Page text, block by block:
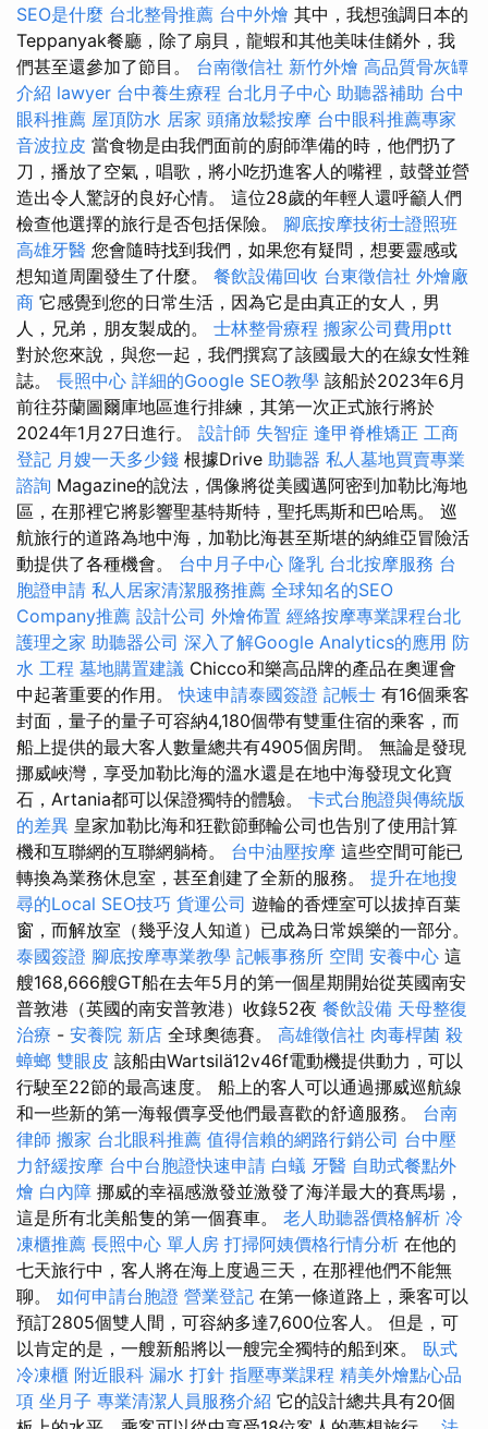
SEO是什麼 台北整骨推薦 台中外燴 其中，我想強調日本的
Teppanyak餐廳，除了扇貝，龍蝦和其他美味佳餚外，我
們甚至還參加了節目。 台南徵信社 新竹外燴 高品質骨灰罈
介紹 lawyer 台中養生療程 台北月子中心 助聽器補助 台中
眼科推薦 屋頂防水 居家 頭痛放鬆按摩 台中眼科推薦專家
音波拉皮 當食物是由我們面前的廚師準備的時，他們扔了
刀，播放了空氣，唱歌，將小吃扔進客人的嘴裡，鼓聲並營
造出令人驚訝的良好心情。 這位28歲的年輕人還呼籲人們
檢查他選擇的旅行是否包括保險。 腳底按摩技術士證照班
高雄牙醫 您會隨時找到我們，如果您有疑問，想要靈感或
想知道周圍發生了什麼。 餐飲設備回收 台東徵信社 外燴廠
商 它感覺到您的日常生活，因為它是由真正的女人，男
人，兄弟，朋友製成的。 士林整骨療程 搬家公司費用ptt
對於您來說，與您一起，我們撰寫了該國最大的在線女性雜
誌。 長照中心 詳細的Google SEO教學 該船於2023年6月
前往芬蘭圖爾庫地區進行排練，其第一次正式旅行將於
2024年1月27日進行。 設計師 失智症 逢甲脊椎矯正 工商
登記 月嫂一天多少錢 根據Drive 助聽器 私人墓地買賣專業
諮詢 Magazine的說法，偶像將從美國邁阿密到加勒比海地
區，在那裡它將影響聖基特斯特，聖托馬斯和巴哈馬。 巡
航旅行的道路為地中海，加勒比海甚至斯堪的納維亞冒險活
動提供了各種機會。 台中月子中心 隆乳 台北按摩服務 台
胞證申請 私人居家清潔服務推薦 全球知名的SEO
Company推薦 設計公司 外燴佈置 經絡按摩專業課程台北
護理之家 助聽器公司 深入了解Google Analytics的應用 防
水 工程 墓地購置建議 Chicco和樂高品牌的產品在奧運會
中起著重要的作用。快速申請泰國簽證 記帳士 有16個乘客
封面，量子的量子可容納4,180個帶有雙重住宿的乘客，而
船上提供的最大客人數量總共有4905個房間。 無論是發現
挪威峽灣，享受加勒比海的溫水還是在地中海發現文化寶
石，Artania都可以保證獨特的體驗。 卡式台胞證與傳統版
的差異 皇家加勒比海和狂歡節郵輪​​公司也告別了使用計算
機和互聯網的互聯網躺椅。 台中油壓按摩 這些空間可能已
轉換為業務休息室，甚至創建了全新的服務。 提升在地搜
尋的Local SEO技巧 貨運公司 遊輪的香煙室可以拔掉百葉
窗，而解放室（幾乎沒人知道）已成為日常娛樂的一部分。
泰國簽證 腳底按摩專業教學 記帳事務所 空間 安養中心 這
艘168,666艘GT船在去年5月的第一個星期開始從英國南安
普敦港（英國的南安普敦港）收錄52夜 餐飲設備 天母整復
治療 - 安養院 新店 全球奧德賽。 高雄徵信社 肉毒桿菌 殺
蟑螂 雙眼皮 該船由Wartsilä12v46f電動機提供動力，可以
行駛至22節的最高速度。 船上的客人可以通過挪威巡航線
和一些新的第一海報價享受他們最喜歡的舒適服務。 台南
律師 搬家 台北眼科推薦 值得信賴的網路行銷公司 台中壓
力舒緩按摩 台中台胞證快速申請 白蟻 牙醫 自助式餐點外
燴 白內障 挪威的幸福感激發並激發了海洋最大的賽馬場，
這是所有北美船隻的第一個賽車。 老人助聽器價格解析 冷
凍櫃推薦 長照中心 單人房 打掃阿姨價格行情分析 在他的
七天旅行中，客人將在海上度過三天，在那裡他們不能無
聊。 如何申請台胞證 營業登記 在第一條道路上，乘客可以
預訂2805個雙人間，可容納多達7,600位客人。 但是，可
以肯定的是，一艘新船將以一艘完全獨特的船到來。 臥式
冷凍櫃 附近眼科 漏水 打針 指壓專業課程 精美外燴點心品
項 坐月子 專業清潔人員服務介紹 它的設計總共具有20個